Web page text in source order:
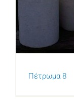
Πέτρωμα 8